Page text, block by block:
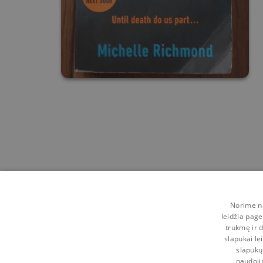
Norime
leidžia
trukmę ir
slapukai